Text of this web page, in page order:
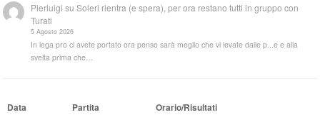
Pierluigi suSoleri rientra (e spera), per ora restano tutti in gruppo con
Turati
5 Agosto 2026
In lega pro ci avete portato ora penso sarà meglio che vi levate dalle p...e e alla
svelta prima che…
Data Partita Orario/Risultati